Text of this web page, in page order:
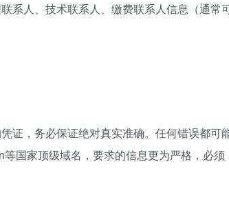
系人、技术联系人、缴费联系人信息（通常
证，务必保证绝对真实准确。任何错误都可
国家顶级域名，要求的信息更为严格，必须